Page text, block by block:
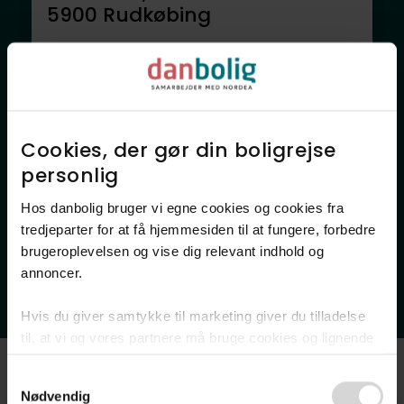
Cookies, der gør din boligrejse
personlig​
Hos danbolig bruger vi egne cookies og cookies fra
tredjeparter for at få hjemmesiden til at fungere, forbedre
brugeroplevelsen og vise dig relevant indhold og
annoncer.​
Hvis du giver samtykke til marketing giver du tilladelse
til, at vi og vores partnere må bruge cookies og lignende
danbolig.dk. Vi kan kombinere disse oplysninger med
Selection
Nødvendig
5900 Rudkøbing
59 m² 3 rum
Pilevænget 3,
2.195.000 kr.